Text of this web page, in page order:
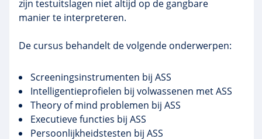
zijn testuitslagen niet altijd op de gangbare
manier te interpreteren.
De cursus behandelt de volgende onderwerpen:
Screeningsinstrumenten bij ASS
Intelligentieprofielen bij volwassenen met ASS
Theory ofmind problemen bij ASS
Executieve functies bij ASS
Persoonlijkheidstesten bij ASS